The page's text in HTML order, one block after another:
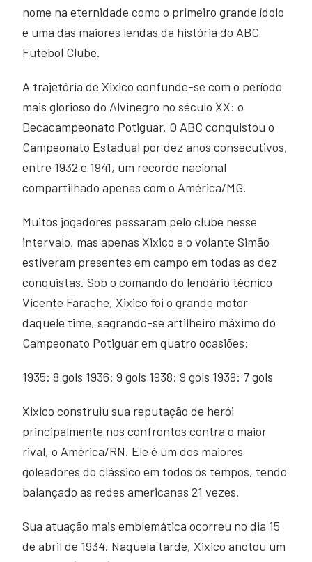
nome na eternidade como o primeiro grande ídolo
e uma das maiores lendas da história do ABC
Futebol Clube.
A trajetória de Xixico confunde-se com o período
mais glorioso do Alvinegro no século XX: o
Decacampeonato Potiguar. O ABC conquistou o
Campeonato Estadual por dez anos consecutivos,
entre 1932 e 1941, um recorde nacional
compartilhado apenas com o América/MG.
Muitos jogadores passaram pelo clube nesse
intervalo, mas apenas Xixico e o volante Simão
estiveram presentes em campo em todas as dez
conquistas. Sob o comando do lendário técnico
Vicente Farache, Xixico foi o grande motor
daquele time, sagrando-se artilheiro máximo do
Campeonato Potiguar em quatro ocasiões:
1935: 8 gols 1936: 9 gols 1938: 9 gols 1939: 7 gols
Xixico construiu sua reputação de herói
principalmente nos confrontos contra o maior
rival, o América/RN. Ele é um dos maiores
goleadores do clássico em todos os tempos, tendo
balançado as redes americanas 21 vezes.
Sua atuação mais emblemática ocorreu no dia 15
de abril de 1934. Naquela tarde, Xixico anotou um